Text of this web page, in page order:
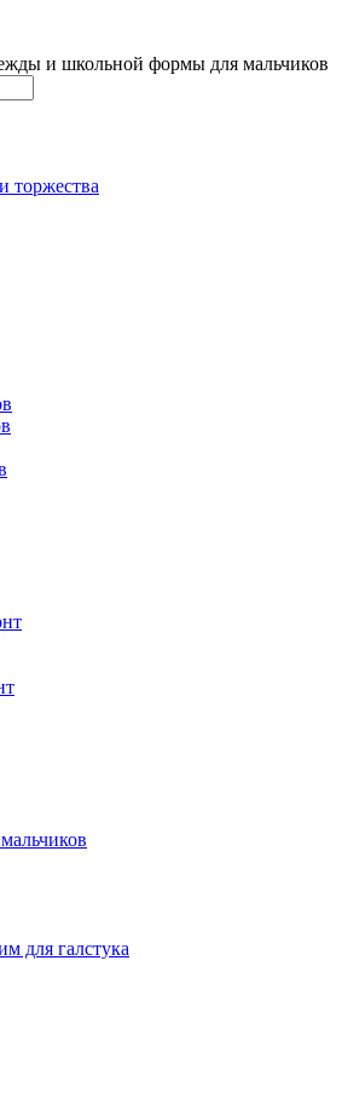
и школьной формы для мальчиков
торжества
для галстука